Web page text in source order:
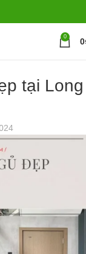
0 0
tại Long